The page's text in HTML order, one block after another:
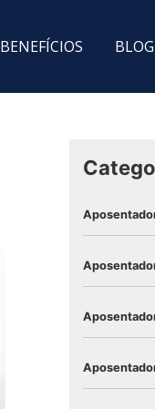
BENEFÍCIOS BLOG